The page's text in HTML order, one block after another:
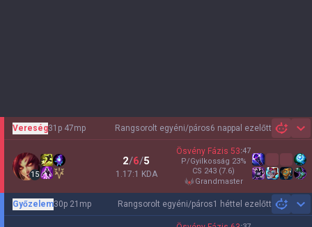
Rangsorolt egyéni/páros6 nappal ezelőtt
Vereség31p 47mp
15
2/6/5
1.17:1 KDA
Ösvény Fázis 53:47
P/Gyilkosság 23%
CS 243 (7.6)
grandmaster
Rangsorolt egyéni/páros1 héttel ezelőtt
Győzelem30p 21mp